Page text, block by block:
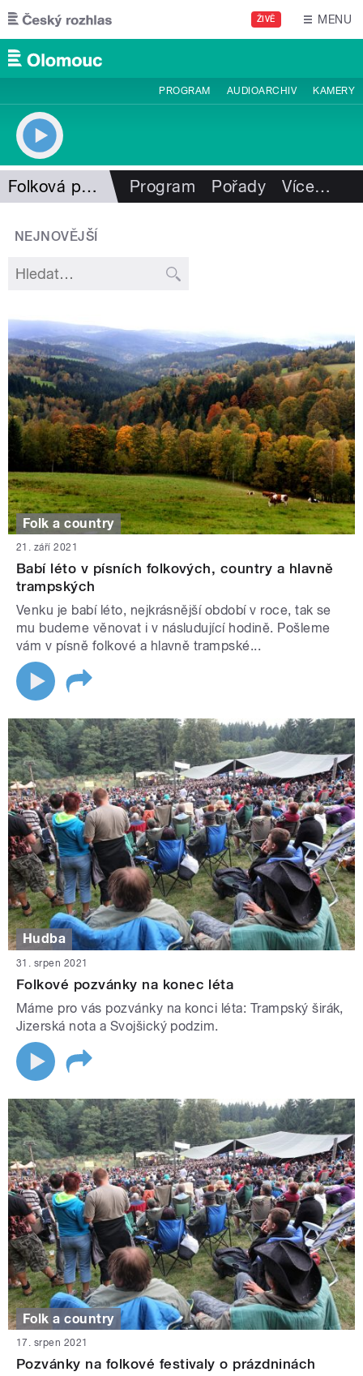
Přejít k hlavnímu obsahu
ŽIVĚ MENU
PROGRAM AUDIOARCHIV KAMERY
Folková pohlazení Program Pořady Více…
NEJNOVĚJŠÍ
Folk a country
21. září 2021
Babí léto v písních folkových, country a hlavně
trampských
Venku je babí léto, nejkrásnější období v roce, tak se
mu budeme věnovat i v násludující hodině. Pošleme
vám v písně folkové a hlavně trampské...
Hudba
31. srpen 2021
Folkové pozvánky na konec léta
Máme pro vás pozvánky na konci léta: Trampský širák,
Jizerská nota a Svojšický podzim.
Folk a country
17. srpen 2021
Pozvánky na folkové festivaly o prázdninách